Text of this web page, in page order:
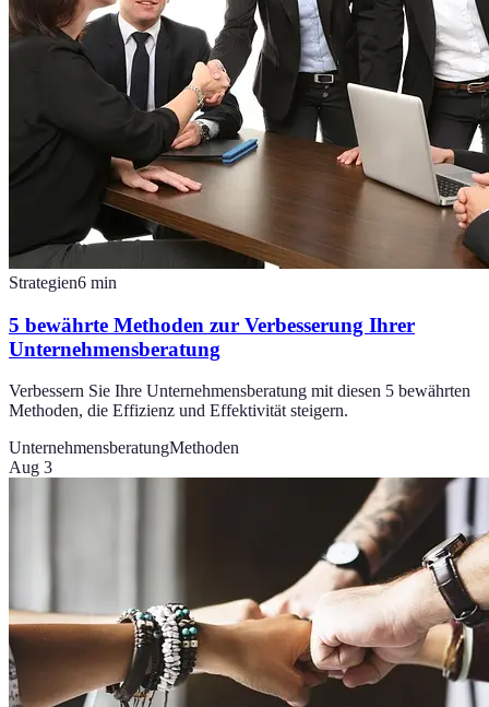
Strategien6 min
5 bewährte Methoden zur Verbesserung Ihrer
Unternehmensberatung
Verbessern Sie Ihre Unternehmensberatung mit diesen 5 bewährten
Methoden, die Effizienz und Effektivität steigern.
UnternehmensberatungMethoden
Aug 3